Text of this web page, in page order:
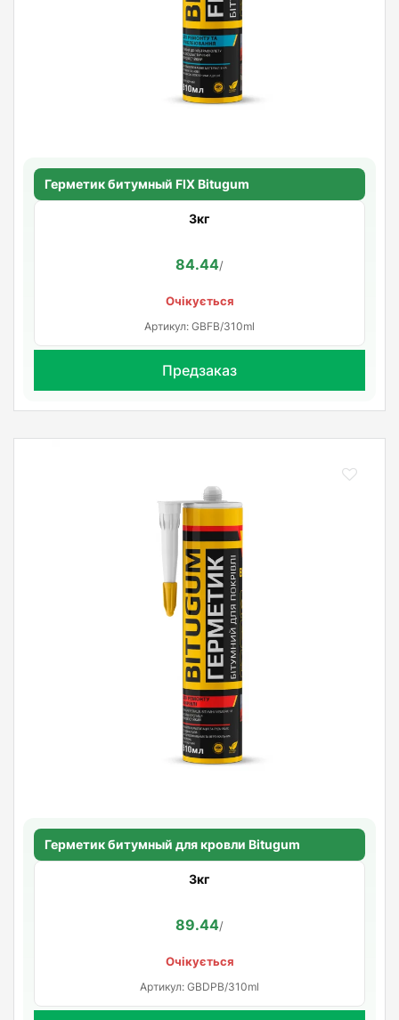
Герметик битумный FIX Bitugum
3кг
84.44/
Очікується
Артикул: GBFB/310ml
Предзаказ
Герметик битумный для кровли Bitugum
3кг
89.44/
Очікується
Артикул: GBDPB/310ml